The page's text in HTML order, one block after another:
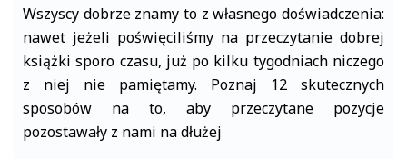
Wszyscy dobrze znamy to z własnego doświadczenia:
nawet jeżeli poświęciliśmy na przeczytanie dobrej
książki sporo czasu, już po kilku tygodniach niczego
z niej nie pamiętamy. Poznaj 12 skutecznych
sposobów na to, aby przeczytane pozycje
pozostawały z nami na dłużej